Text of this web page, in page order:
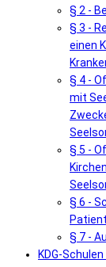
§ 2 -
§ 3 -
einen
§ 4 -
mit
§ 5 -
§ 6 -
§ 7 -
KDG-Schulen